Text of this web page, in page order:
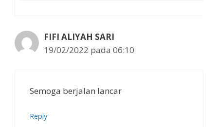
FIFI ALIYAH SARI
19/02/2022 pada 06:10
Semoga berjalan lancar
Reply